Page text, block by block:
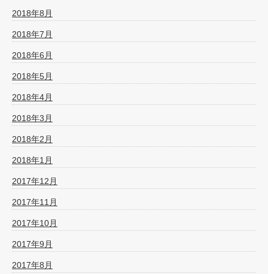
2018年8月
2018年7月
2018年6月
2018年5月
2018年4月
2018年3月
2018年2月
2018年1月
2017年12月
2017年11月
2017年10月
2017年9月
2017年8月